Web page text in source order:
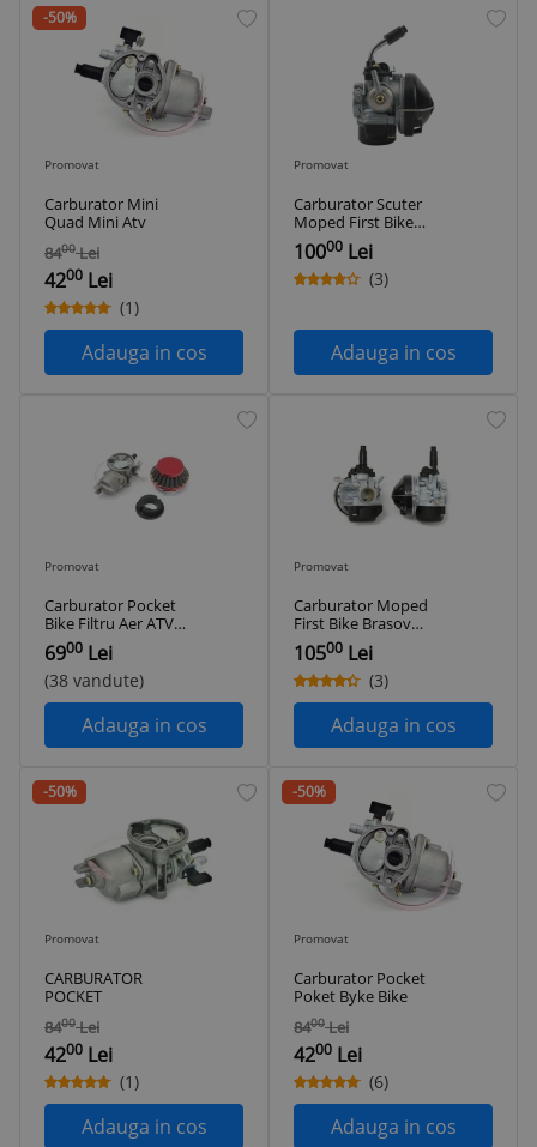
-50%
Promovat
Carburator Mini
Quad Mini Atv
8400 Lei
4200 Lei
(1)
Adauga in cos
Promovat
Carburator Scuter
Moped First Bike
Byke Brasov 2T 49cc
50cc 80cc Soc
Manual
10000 Lei
(3)
Adauga in cos
Promovat
Carburator Pocket
Bike Filtru Aer ATV
Pocket Bike Kit NOU
6900 Lei
(38 vandute)
Adauga in cos
Promovat
Carburator Moped
First Bike Brasov
Soclu Manual NOU
10500 Lei
(3)
Adauga in cos
-50%
Promovat
CARBURATOR
POCKET
8400 Lei
4200 Lei
(1)
Adauga in cos
-50%
Promovat
Carburator Pocket
Poket Byke Bike
8400 Lei
4200 Lei
(6)
Adauga in cos